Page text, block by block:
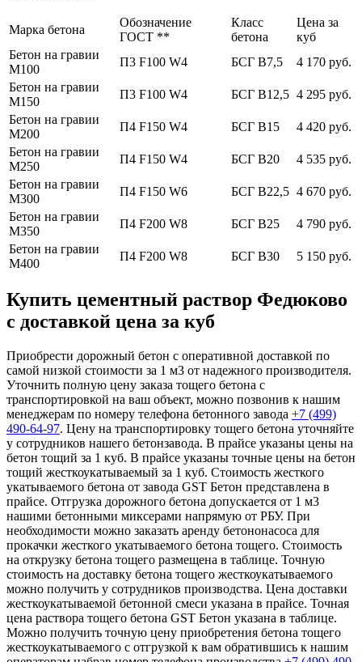
Марка бетона
Обозначение
ГОСТ **
Класс
бетона
Цена за
куб
Бетон на гравии
М100
П3 F100 W4 БСГ В7,5
4 170 руб.
Бетон на гравии
М150
П3 F100 W4 БСГ В12,5 4 295 руб.
Бетон на гравии
М200
П4 F150 W4 БСГ В15
4 420 руб.
Бетон на гравии
М250
П4 F150 W4 БСГ В20
4 535 руб.
Бетон на гравии
М300
П4 F150 W6 БСГ В22,5 4 670 руб.
Бетон на гравии
М350
П4 F200 W8 БСГ В25
4 790 руб.
Бетон на гравии
М400
П4 F200 W8 БСГ В30 5 150 руб.
Купить цементный раствор Федюково
с доставкой цена за куб
Приобрести дорожный бетон с оперативной доставкой по
самой низкой стоимости за 1 м3 от надежного производителя.
Уточнить полную цену заказа тощего бетона с
транспортировкой на ваш объект, можно позвонив к нашим
менеджерам по номеру телефона бетонного завода +7 (499)
490-64-97. Цену на транспортировку тощего бетона уточняйте
у сотрудников нашего бетонзавода. В прайсе указаны цены на
бетон тощий за 1 куб. В прайсе указаны точные цены на бетон
тощий жесткоукатываемый за 1 куб. Стоимость жесткого
укатываемого бетона от завода GST Бетон представлена в
прайсе. Отгрузка дорожного бетона допускается от 1 м3
нашими бетонными миксерами напрямую от РБУ. При
необходимости можно заказать аренду бетононасоса для
прокачки жесткого укатываемого бетона тощего. Стоимость
на открузку бетона тощего размещена в таблице. Точную
стоимость на доставку бетона тощего жесткоукатываемого
можно получить у сотрудников производства. Цена доставки
жесткоукатываемой бетонной смеси указана в прайсе. Точная
цена раствора тощего бетона GST Бетон указана в таблице.
Можно получить точную цену приобретения бетона тощего
жесткоукатываемого с отгрузкой к вам обратившись к нашим